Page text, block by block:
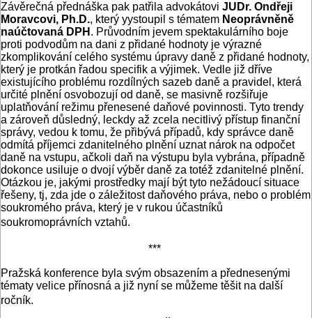
Závěrečná přednáška pak patřila advokátovi JUDr. Ondřeji
Moravcovi, Ph.D., který yystoupil s tématem Neoprávněně
naúčtovaná DPH . Průvodním jevem spektakulárního boje
proti podvodům na dani z přidané hodnoty je výrazné
zkomplikování celého systému úpravy daně z přidané hodnoty,
který je protkán řadou specifik a výjimek. Vedle již dříve
existujícího problému rozdílných sazeb daně a pravidel, která
určité plnění osvobozují od daně, se masivně rozšiřuje
uplatňování režimu přenesené daňové povinnosti. Tyto trendy
a zároveň důsledný, leckdy až zcela necitlivý přístup finanční
správy, vedou k tomu, že přibývá případů, kdy správce daně
odmítá příjemci zdanitelného plnění uznat nárok na odpočet
daně na vstupu, ačkoli daň na výstupu byla vybrána, případně
dokonce usiluje o dvojí výběr daně za totéž zdanitelné plnění.
Otázkou je, jakými prostředky mají být tyto nežádoucí situace
řešeny, tj, zda jde o záležitost daňového práva, nebo o problém
soukromého práva, který je v rukou účastníků
soukromoprávních vztahů.
***
Pražská konference byla svým obsazením a přednesenými
tématy velice přínosná a již nyní se můžeme těšit na další
ročník.